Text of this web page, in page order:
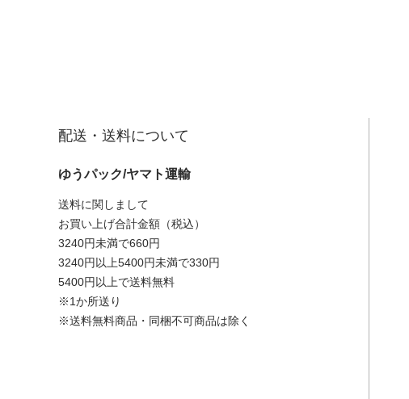
配送・送料について
ゆうパック/ヤマト運輸
送料に関しまして
お買い上げ合計金額（税込）
3240円未満で660円
3240円以上5400円未満で330円
5400円以上で送料無料
※1か所送り
※送料無料商品・同梱不可商品は除く